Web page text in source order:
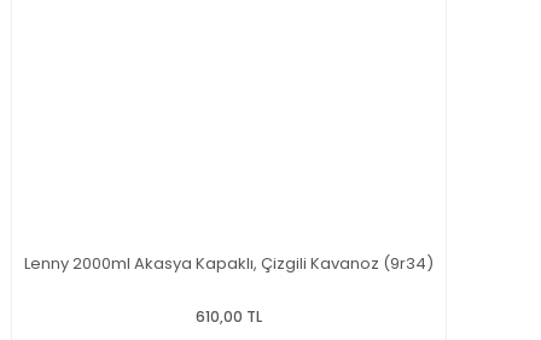
Lenny 2000ml Akasya Kapaklı, Çizgili Kavanoz (9r34)
610,00 TL